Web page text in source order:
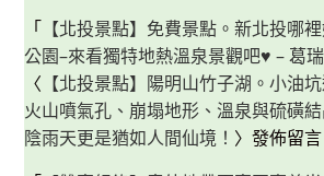
「 【北投景點】免費景點。新北投哪
公園–來看獨特地熱溫泉景觀吧♥ – 葛
〈 【北投景點】陽明山竹子湖。小油
火山噴氣孔、崩塌地形、溫泉與硫磺
陰雨天更是猶如人間仙境！ 〉發佈留言